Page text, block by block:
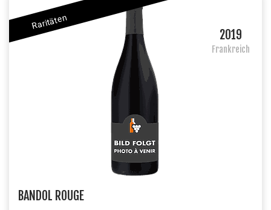
Raritäten
2019
Frankreich
BANDOL ROUGE